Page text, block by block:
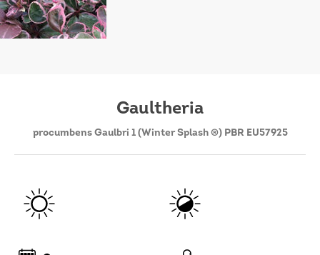
Gaultheria
procumbens Gaulbri 1 (Winter Splash ®) PBR EU57925